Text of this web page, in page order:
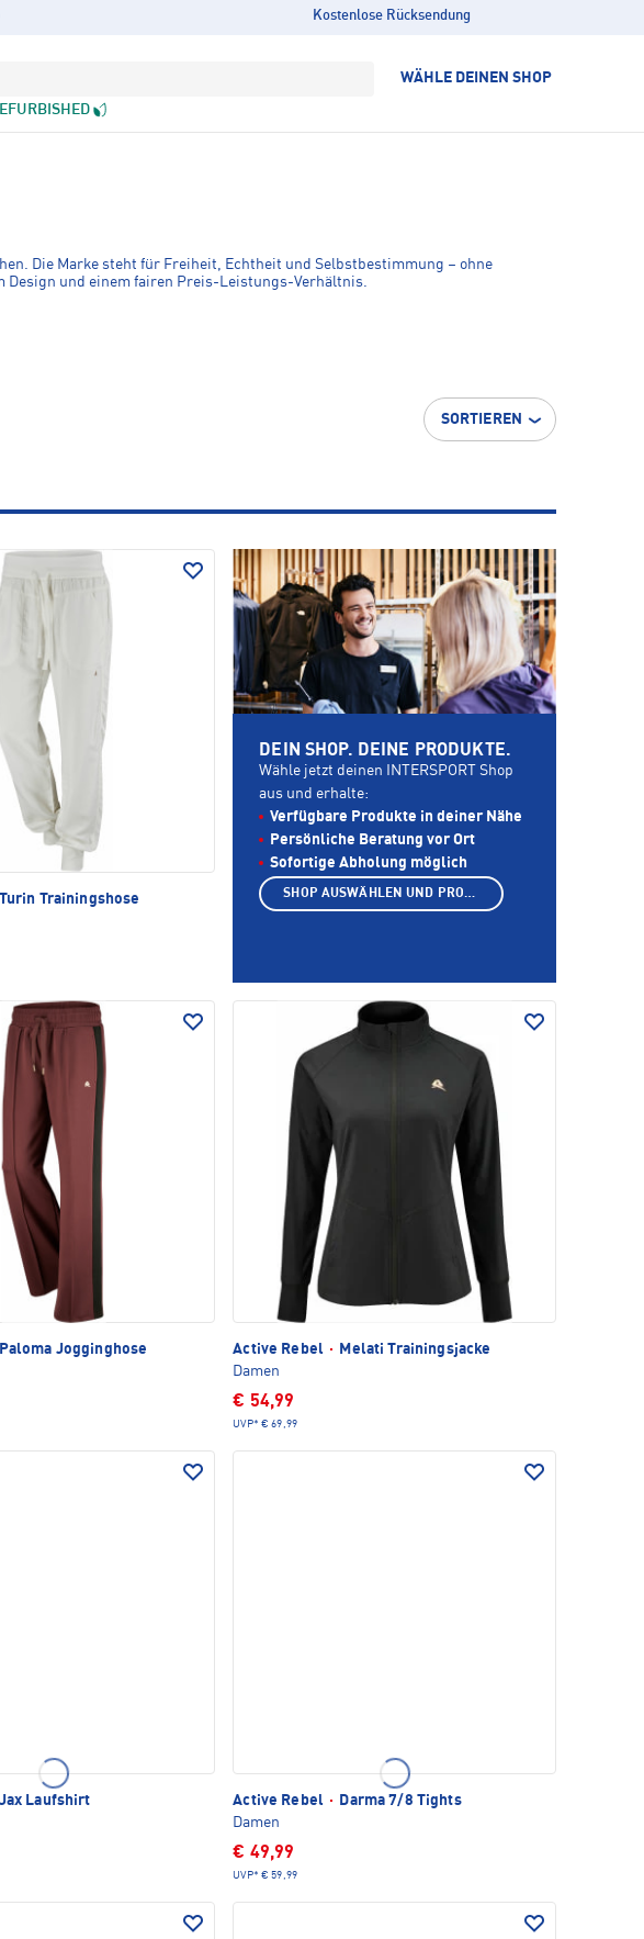
Kostenlose Rücksendung
WÄHLE DEINEN SHOP
Die Marke steht für Freiheit, Echtheit und Selbstbestimmung – ohne
Design und einem fairen Preis-Leistungs-Verhältnis.
SORTIEREN
Turin Trainingshose
Paloma Jogginghose
Active Rebel ·
Melati Trainingsjacke
Damen
€ 54,99
UVP* € 69,99
Jax Laufshirt
Active Rebel ·
Darma 7/8 Tights
Damen
€ 49,99
UVP* € 59,99
DEIN SHOP. DEINE PRODUKTE.
Wähle jetzt deinen INTERSPORT Shop
aus und erhalte:
Verfügbare Produkte in deiner Nähe
Persönliche Beratung vor Ort
Sofortige Abholung möglich
SHOP AUSWÄHLEN UND PRODUKTE ANZEIGEN